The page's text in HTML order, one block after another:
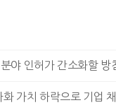
야 인허가 간소화할 방
화 가치 하락으로 기업